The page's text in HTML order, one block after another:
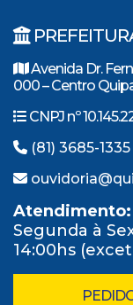
Avenida Dr.
000 – Centro
CNPJ nº
(81) 3685-1335
Atendimento:
Segunda à
14:00hs